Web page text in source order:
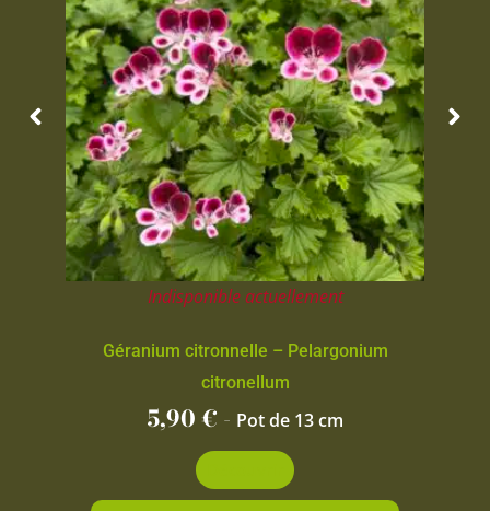
Indisponible actuellement
Géranium citronnelle – Pelargonium
citronellum
5,90€ - Pot de 13 cm